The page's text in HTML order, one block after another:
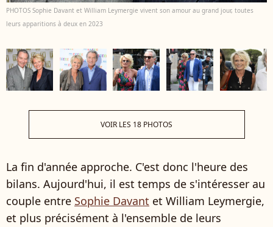
PHOTOS Sophie Davant et William Leymergie vivent son amour au grand jour, toutes
leurs apparitions à deux en 2023
VOIR LES 18 PHOTOS
La fin d'année approche. C'est donc l'heure des
bilans. Aujourd'hui, il est temps de s'intéresser au
couple entre Sophie Davant et William Leymergie,
et plus précisément à l'ensemble de leurs